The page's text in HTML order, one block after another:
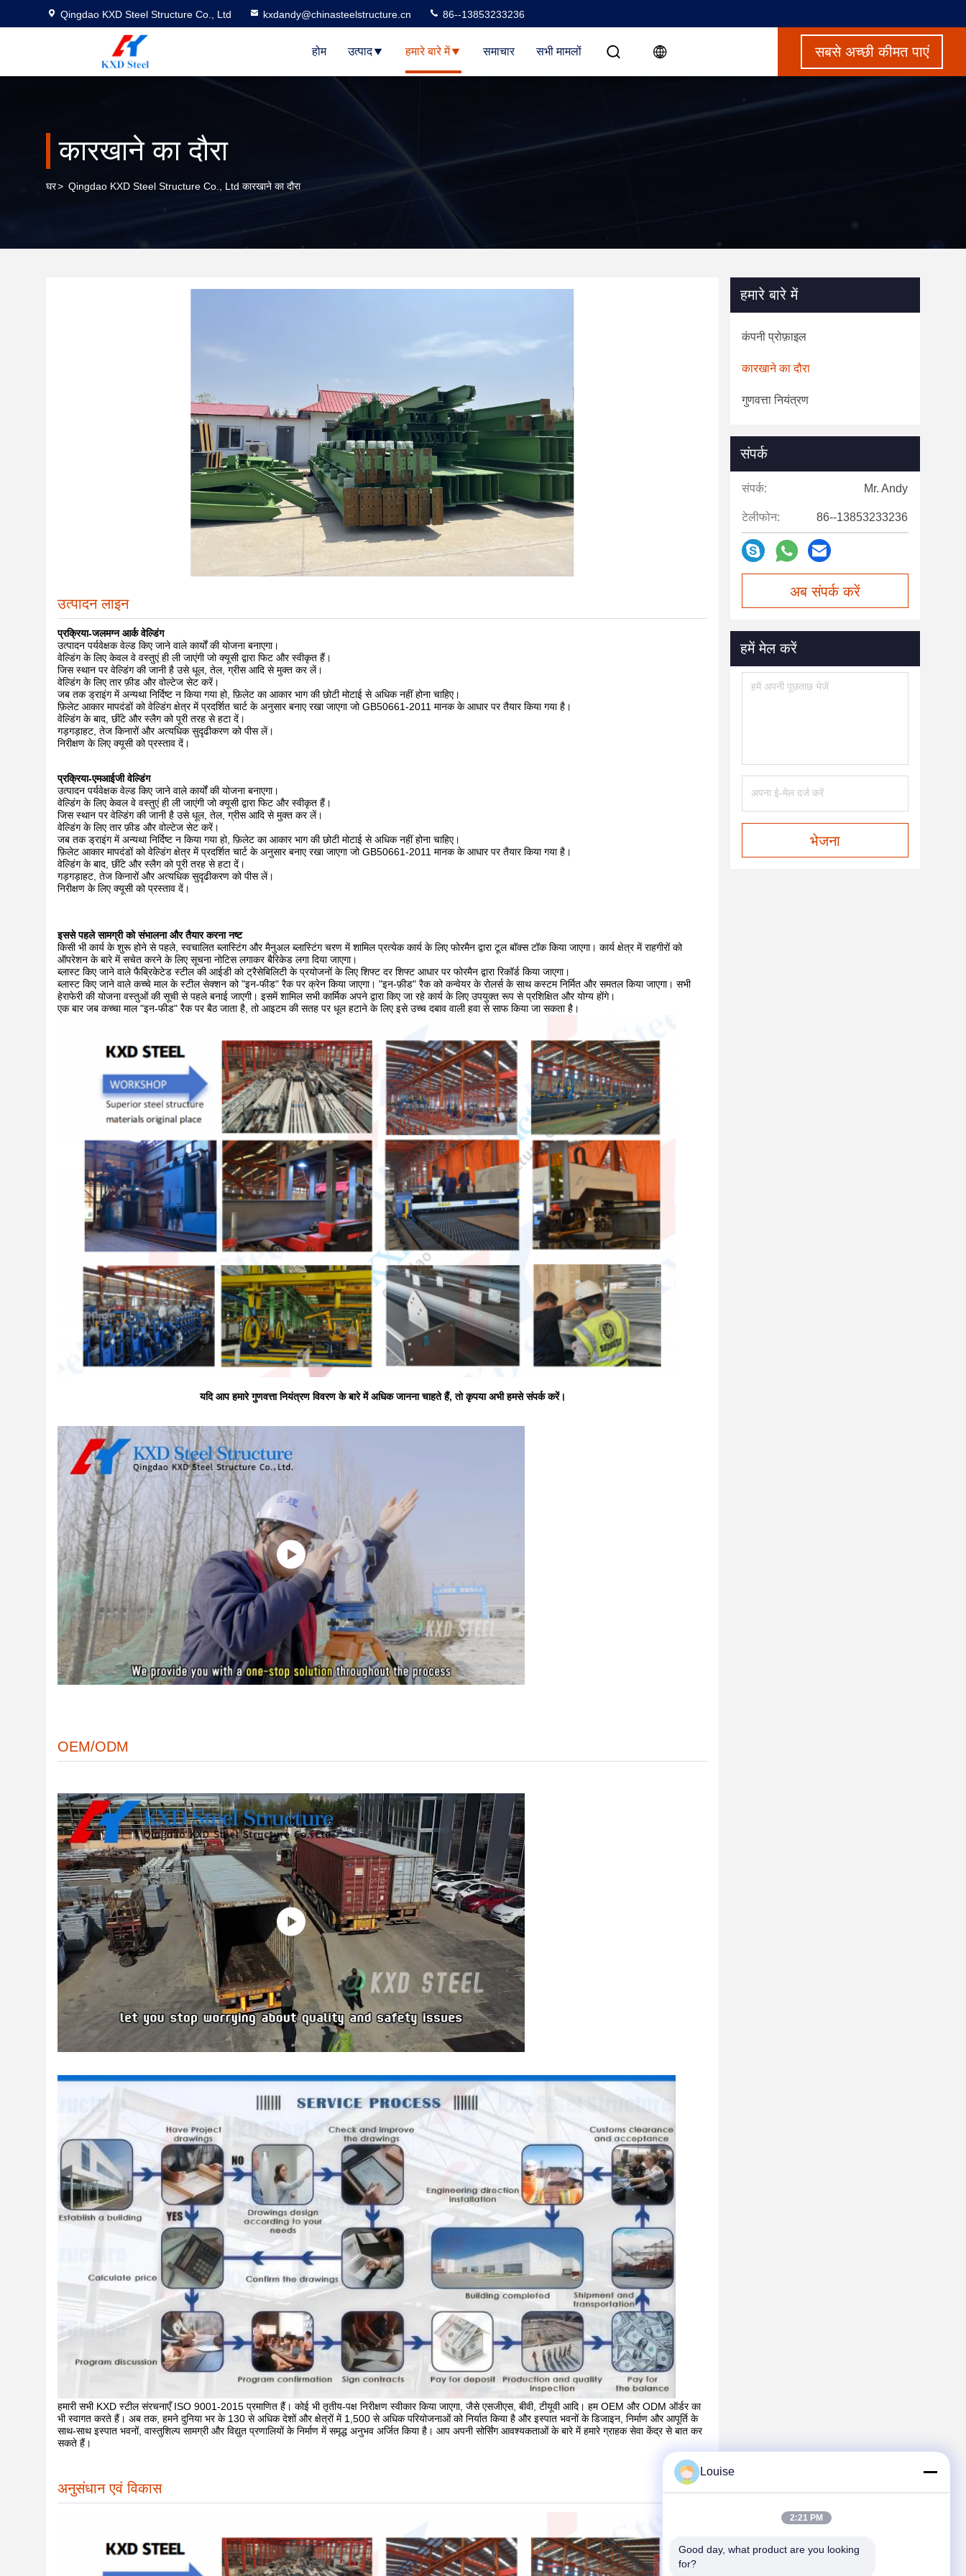
Qingdao KXD Steel Structure Co., Ltd kxdandy@chinasteelstructure.cn 86--13853233236
होम उत्पाद हमारे बारे में समाचार सभी मामलों सबसे अच्छी कीमत पाएं
कारखाने का दौरा
घर> Qingdao KXD Steel Structure Co., Ltd कारखाने का दौरा
उत्पादन लाइन
प्रक्रिया-जलमग्न आर्क वेल्डिंग
उत्पादन पर्यवेक्षक वेल्ड किए जाने वाले कार्यों की योजना बनाएगा।
वेल्डिंग के लिए केवल वे वस्तुएं ही ली जाएंगी जो क्यूसी द्वारा फिट और स्वीकृत हैं।
जिस स्थान पर वेल्डिंग की जानी है उसे धूल, तेल, ग्रीस आदि से मुक्त कर लें।
वेल्डिंग के लिए तार फ़ीड और वोल्टेज सेट करें।
जब तक ड्राइंग में अन्यथा निर्दिष्ट न किया गया हो, फ़िलेट का आकार भाग की छोटी मोटाई से अधिक नहीं होना चाहिए।
फ़िलेट आकार मापदंडों को वेल्डिंग क्षेत्र में प्रदर्शित चार्ट के अनुसार बनाए रखा जाएगा जो GB50661-2011 मानक के आधार पर तैयार किया गया है।
वेल्डिंग के बाद, छींटे और स्लैग को पूरी तरह से हटा दें।
गड़गड़ाहट, तेज किनारों और अत्यधिक सुदृढीकरण को पीस लें।
निरीक्षण के लिए क्यूसी को प्रस्ताव दें।
प्रक्रिया-एमआईजी वेल्डिंग
उत्पादन पर्यवेक्षक वेल्ड किए जाने वाले कार्यों की योजना बनाएगा।
वेल्डिंग के लिए केवल वे वस्तुएं ही ली जाएंगी जो क्यूसी द्वारा फिट और स्वीकृत हैं।
जिस स्थान पर वेल्डिंग की जानी है उसे धूल, तेल, ग्रीस आदि से मुक्त कर लें।
वेल्डिंग के लिए तार फ़ीड और वोल्टेज सेट करें।
जब तक ड्राइंग में अन्यथा निर्दिष्ट न किया गया हो, फ़िलेट का आकार भाग की छोटी मोटाई से अधिक नहीं होना चाहिए।
फ़िलेट आकार मापदंडों को वेल्डिंग क्षेत्र में प्रदर्शित चार्ट के अनुसार बनाए रखा जाएगा जो GB50661-2011 मानक के आधार पर तैयार किया गया है।
वेल्डिंग के बाद, छींटे और स्लैग को पूरी तरह से हटा दें।
गड़गड़ाहट, तेज किनारों और अत्यधिक सुदृढीकरण को पीस लें।
निरीक्षण के लिए क्यूसी को प्रस्ताव दें।
इससे पहले सामग्री को संभालना और तैयार करना नष्ट
किसी भी कार्य के शुरू होने से पहले, स्वचालित ब्लास्टिंग और मैनुअल ब्लास्टिंग चरण में शामिल प्रत्येक कार्य के लिए फोरमैन द्वारा टूल बॉक्स टॉक किया जाएगा। कार्य क्षेत्र में राहगीरों को
ऑपरेशन के बारे में सचेत करने के लिए सूचना नोटिस लगाकर बैरिकेड लगा दिया जाएगा।
ब्लास्ट किए जाने वाले फैब्रिकेटेड स्टील की आईडी को ट्रैसेबिलिटी के प्रयोजनों के लिए शिफ्ट दर शिफ्ट आधार पर फोरमैन द्वारा रिकॉर्ड किया जाएगा।
ब्लास्ट किए जाने वाले कच्चे माल के स्टील सेक्शन को "इन-फीड" रैक पर क्रेन किया जाएगा। "इन-फ़ीड" रैक को कन्वेयर के रोलर्स के साथ कस्टम निर्मित और समतल किया जाएगा। सभी
हेराफेरी की योजना वस्तुओं की सूची से पहले बनाई जाएगी। इसमें शामिल सभी कार्मिक अपने द्वारा किए जा रहे कार्य के लिए उपयुक्त रूप से प्रशिक्षित और योग्य होंगे।
एक बार जब कच्चा माल "इन-फीड" रैक पर बैठ जाता है, तो आइटम की सतह पर धूल हटाने के लिए इसे उच्च दबाव वाली हवा से साफ किया जा सकता है।
यदि आप हमारे गुणवत्ता नियंत्रण विवरण के बारे में अधिक जानना चाहते हैं, तो कृपया अभी हमसे संपर्क करें।
OEM/ODM
हमारी सभी KXD स्टील संरचनाएँ ISO 9001-2015 प्रमाणित हैं। कोई भी तृतीय-पक्ष निरीक्षण स्वीकार किया जाएगा, जैसे एसजीएस, बीवी, टीयूवी आदि। हम OEM और ODM ऑर्डर का
भी स्वागत करते हैं। अब तक, हमने दुनिया भर के 130 से अधिक देशों और क्षेत्रों में 1,500 से अधिक परियोजनाओं को निर्यात किया है और इस्पात भवनों के डिजाइन, निर्माण और आपूर्ति के
साथ-साथ इस्पात भवनों, वास्तुशिल्प सामग्री और विद्युत प्रणालियों के निर्माण में समृद्ध अनुभव अर्जित किया है। आप अपनी सोर्सिंग आवश्यकताओं के बारे में हमारे ग्राहक सेवा केंद्र से बात कर
सकते हैं।
अनुसंधान एवं विकास
हमारे बारे में
कंपनी प्रोफ़ाइल
कारखाने का दौरा
गुणवत्ता नियंत्रण
संपर्क
संपर्क: Mr. Andy
टेलीफोन: 86--13853233236
अब संपर्क करें
हमें मेल करें
भेजना
Louise
2:21 PM
Good day, what product are you looking
for?